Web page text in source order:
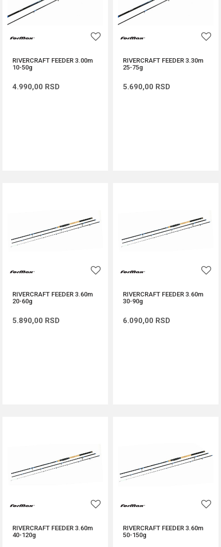
RIVERCRAFT FEEDER 3.00m
10-50g
4.990,00 RSD
RIVERCRAFT FEEDER 3.30m
25-75g
5.690,00 RSD
RIVERCRAFT FEEDER 3.60m
20-60g
5.890,00 RSD
RIVERCRAFT FEEDER 3.60m
30-90g
6.090,00 RSD
RIVERCRAFT FEEDER 3.60m
40-120g
RIVERCRAFT FEEDER 3.60m
50-150g